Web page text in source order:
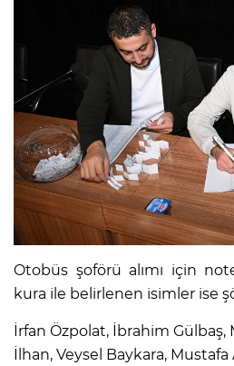
Otobüs şoförü alımı için
kura ile belirlenen isimler ise
İrfan Özpolat, İbrahim Gülbaş,
İlhan, Veysel Baykara,